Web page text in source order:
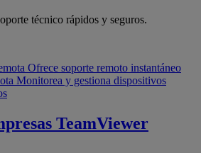
técnico rápidos y seguros.
Ofrece soporte remoto instantáneo
Monitorea y gestiona dispositivos
TeamViewer